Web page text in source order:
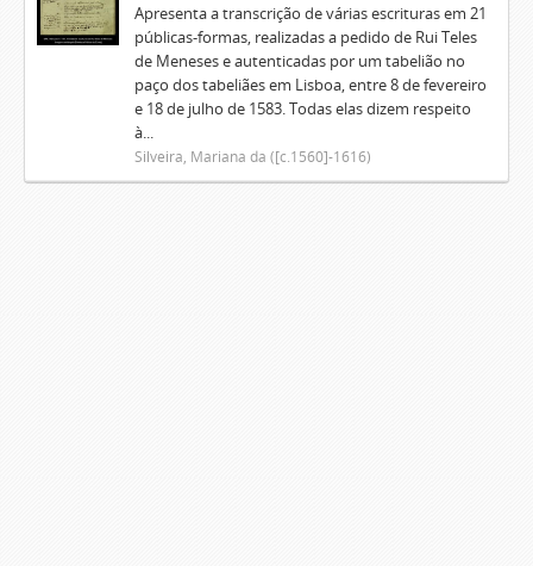
Apresenta a transcrição de várias escrituras em 21
públicas-formas, realizadas a pedido de Rui Teles
de Meneses e autenticadas por um tabelião no
paço dos tabeliães em Lisboa, entre 8 de fevereiro
e 18 de julho de 1583. Todas elas dizem respeito
à...
Silveira, Mariana da ([c.1560]-1616)